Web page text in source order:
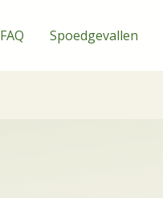
FAQ Spoedgevallen